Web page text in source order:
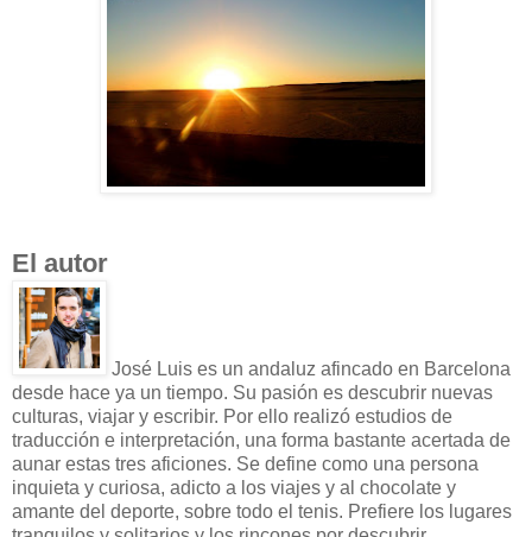
El autor
José Luis es un andaluz afincado en Barcelona
desde hace ya un tiempo. Su pasión es descubrir nuevas
culturas, viajar y escribir. Por ello realizó estudios de
traducción e interpretación, una forma bastante acertada de
aunar estas tres aficiones. Se define como una persona
inquieta y curiosa, adicto a los viajes y al chocolate y
amante del deporte, sobre todo el tenis. Prefiere los lugares